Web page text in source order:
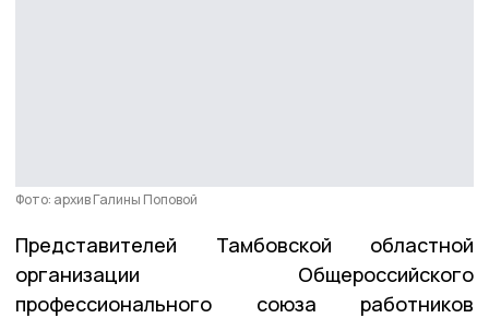
Фото: архив Галины Поповой
Представителей Тамбовской областной
организации Общероссийского
профессионального союза работников